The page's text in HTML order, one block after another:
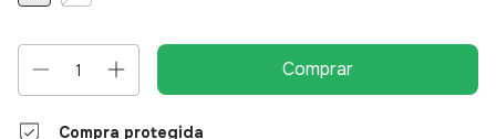
Compra protegida